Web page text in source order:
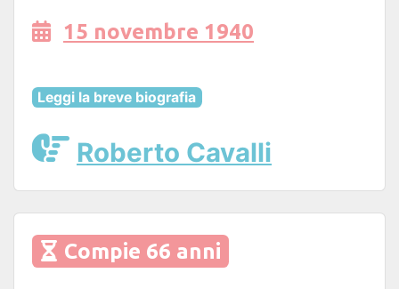
15 novembre 1940
Leggi la breve biografia
Roberto Cavalli
Compie 66 anni